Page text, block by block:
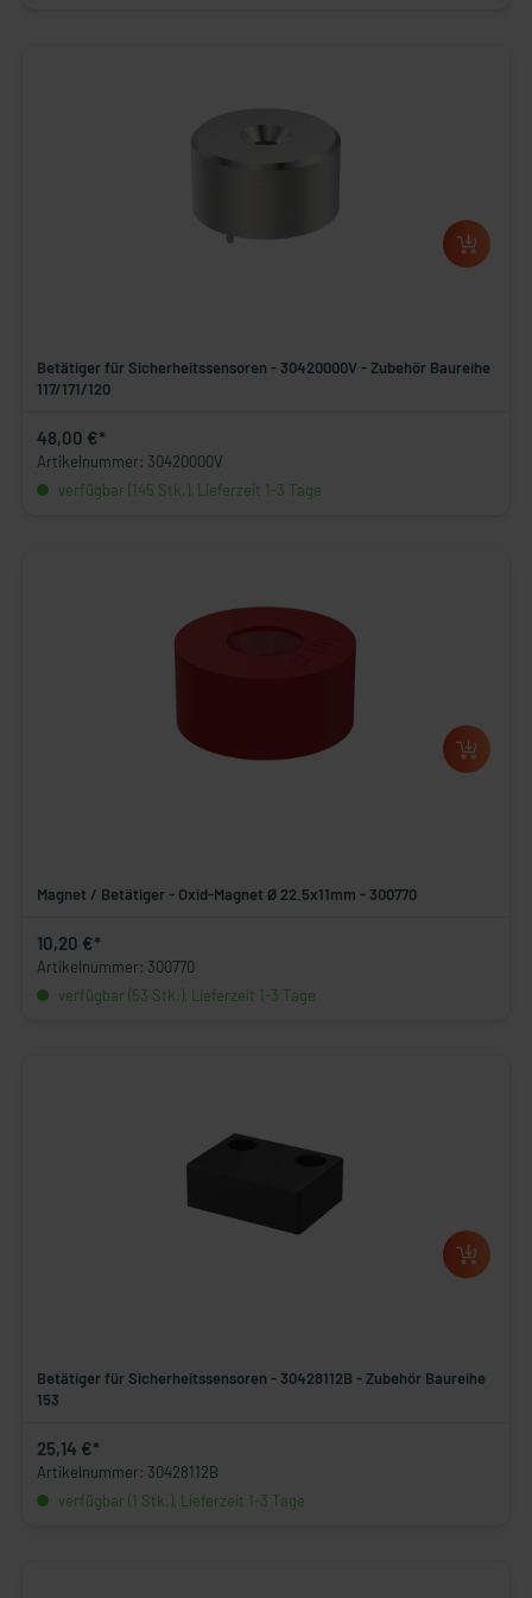
Betätiger für Sicherheitssensoren - 30420000V - Zubehör Baureihe
117/171/120
48,00 €*
Artikelnummer: 30420000V
verfügbar (145 Stk.), Lieferzeit 1-3 Tage
Magnet / Betätiger - Oxid-Magnet Ø 22.5x11mm - 300770
10,20 €*
Artikelnummer: 300770
verfügbar (53 Stk.), Lieferzeit 1-3 Tage
Betätiger für Sicherheitssensoren - 30428112B - Zubehör Baureihe
153
25,14 €*
Artikelnummer: 30428112B
verfügbar (1 Stk.), Lieferzeit 1-3 Tage